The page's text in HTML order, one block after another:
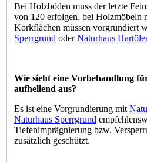
Bei Holzböden muss der letzte
von 120 erfolgen, bei Holzmöbeln
Korkflächen müssen vorgrundiert
Sperrgrund oderNaturhaus
Wie sieht eine Vorbehandlung
aufhellend aus?
Es ist eine Vorgrundierung mit
Naturhaus Sperrgrund
Tiefenimprägnierung bzw.
zusätzlich geschützt.